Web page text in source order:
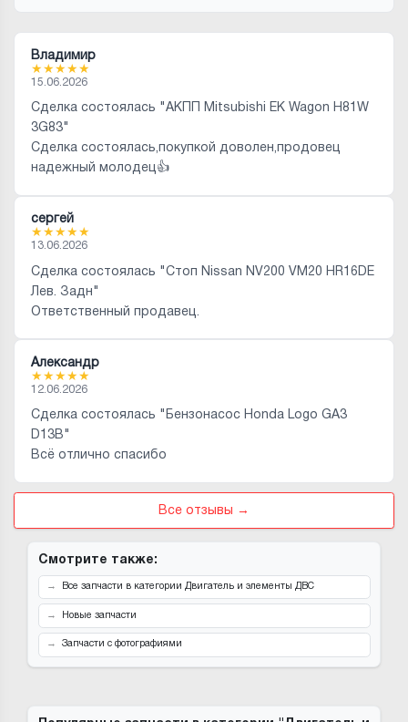
Владимир
★★★★★
15.06.2026
Сделка состоялась "АКПП Mitsubishi EK Wagon H81W
3G83"
Сделка состоялась,покупкой доволен,продовец
надежный молодец👍
сергей
★★★★★
13.06.2026
Сделка состоялась "Стоп Nissan NV200 VM20 HR16DE
Лев. Задн"
Ответственный продавец.
Александр
★★★★★
12.06.2026
Сделка состоялась "Бензонасос Honda Logo GA3
D13B"
Всё отлично спасибо
Все отзывы →
Смотрите также:
Все запчасти в категории Двигатель и элементы ДВС
Новые запчасти
Запчасти с фотографиями